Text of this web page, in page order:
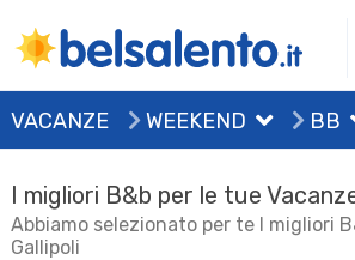
VACANZE WEEKEND BB
I migliori B&b per le tue
Abbiamo selezionato per te I migliori
Gallipoli